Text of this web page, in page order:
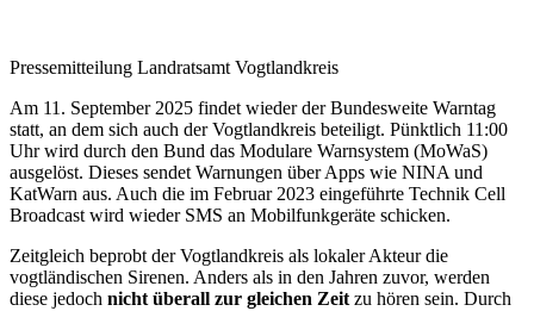
Pressemitteilung Landratsamt Vogtlandkreis
Am 11. September 2025 findet wieder der Bundesweite Warntag
statt, an dem sich auch der Vogtlandkreis beteiligt. Pünktlich 11:00
Uhr wird durch den Bund das Modulare Warnsystem (MoWaS)
ausgelöst. Dieses sendet Warnungen über Apps wie NINA und
KatWarn aus. Auch die im Februar 2023 eingeführte Technik Cell
Broadcast wird wieder SMS an Mobilfunkgeräte schicken.
Zeitgleich beprobt der Vogtlandkreis als lokaler Akteur die
vogtländischen Sirenen. Anders als in den Jahren zuvor, werden
diese jedoch nicht überall zur gleichen Zeit zu hören sein. Durch